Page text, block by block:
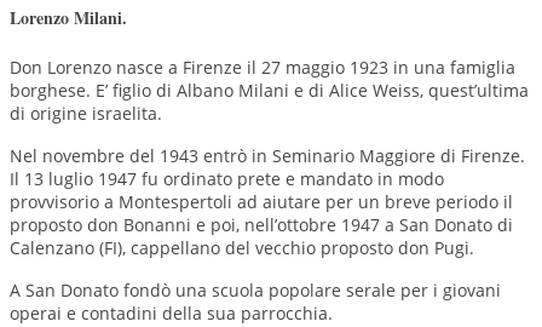
Lorenzo Milani.
Don Lorenzo nasce a Firenze il 27 maggio 1923 in una famiglia
borghese. E’ figlio di Albano Milani e di Alice Weiss, quest’ultima
di origine israelita.
Nel novembre del 1943 entrò in Seminario Maggiore di Firenze.
Il 13 luglio 1947 fu ordinato prete e mandato in modo
provvisorio a Montespertoli ad aiutare per un breve periodo il
proposto don Bonanni e poi, nell’ottobre 1947 a San Donato di
Calenzano (FI), cappellano del vecchio proposto don Pugi.
A San Donato fondò una scuola popolare serale per i giovani
operai e contadini della sua parrocchia.